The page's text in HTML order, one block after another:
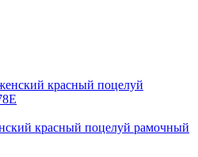
красный поцелуй рамочный